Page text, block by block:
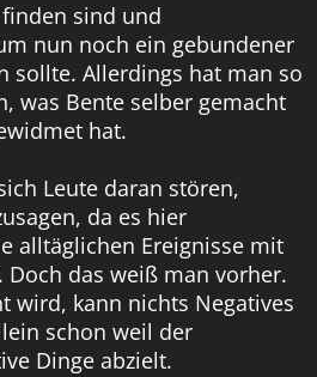
sind und
nun noch ein gebundener
sollte. Allerdings hat man so
was Bente selber gemacht
hat.
Leute daran stören,
da es hier
alltäglichen Ereignisse mit
Doch das weiß man vorher.
wird, kann nichts Negatives
schon weil der
Dinge abzielt.